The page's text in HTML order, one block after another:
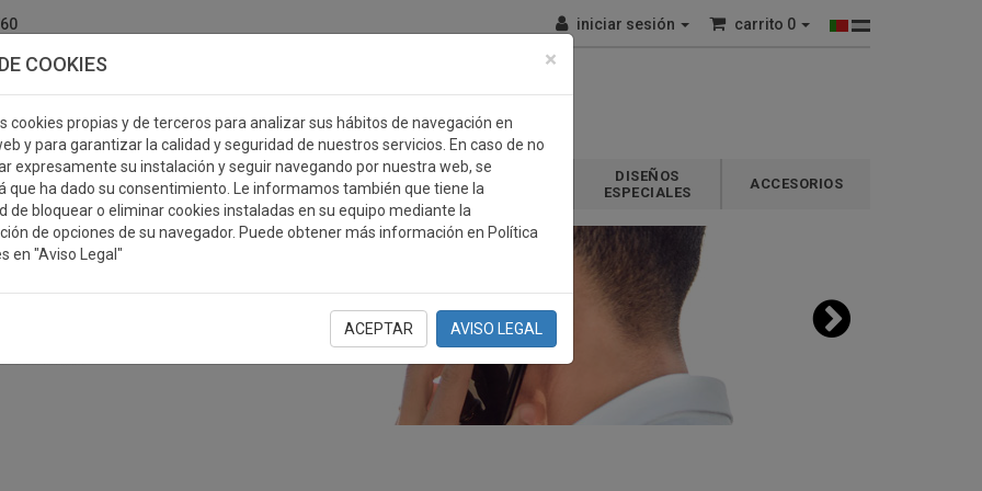
×
COOKIES
cookies propias y de terceros para analizar sus hábitos de navegación en
y para garantizar la calidad y seguridad de nuestros servicios. En caso de no
expresamente su instalación y seguir navegando por nuestra web, se
que ha dado su consentimiento. Le informamos también que tiene la
de bloquear o eliminar cookies instaladas en su equipo mediante la
de opciones de su navegador. Puede obtener más información en Política
en "Aviso Legal"
ACEPTAR AVISO LEGAL
iniciar sesión carrito 0
MEDALLAS PLACAS REGALOS
DISEÑOS
ESPECIALES
ACCESORIOS